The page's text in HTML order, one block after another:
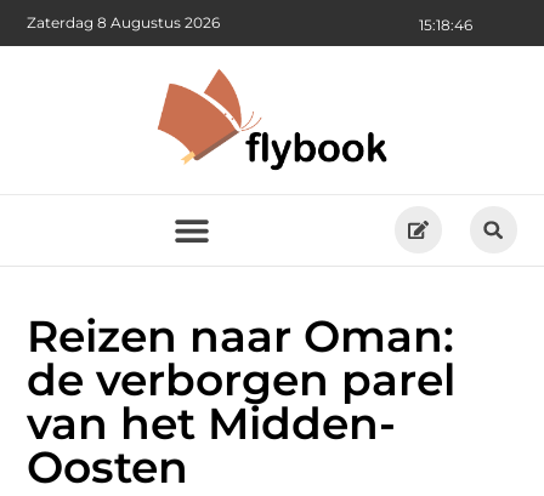
15:18:48
Zaterdag 8 Augustus 2026
Reizen naar Oman:
de verborgen parel
van het Midden-
Oosten